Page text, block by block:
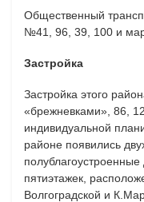
Общественный
№41, 96, 39, 100 и
Застройка
Застройка этого
«брежневками», 86,
индивидуальной
районе появились
пятиэтажек,
Волгоградской и